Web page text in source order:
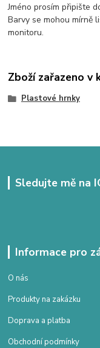
Jméno prosím připište
Barvy se mohou mírně
monitoru.
Zboží zařazeno v
Plastové hrnky
Sledujte mě na
Informace pro
O nás
Produkty na zakázku
Doprava a platba
Obchodní podmínky